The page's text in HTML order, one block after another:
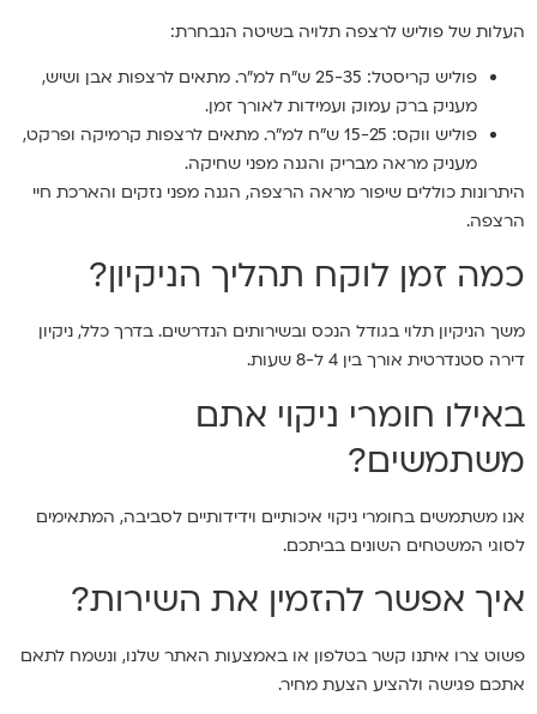
העלות של פוליש לרצפה תלויה בשיטה הנבחרת:
פוליש קריסטל: 25-35 ש"ח למ"ר. מתאים לרצפות אבן ושיש,
מעניק ברק עמוק ועמידות לאורך זמן.
פוליש ווקס: 15-25 ש"ח למ"ר. מתאים לרצפות קרמיקה ופרקט,
מעניק מראה מבריק והגנה מפני שחיקה.
היתרונות כוללים שיפור מראה הרצפה, הגנה מפני נזקים והארכת חיי
הרצפה.
כמה זמן לוקח תהליך הניקיון?
משך הניקיון תלוי בגודל הנכס ובשירותים הנדרשים. בדרך כלל, ניקיון
דירה סטנדרטית אורך בין 4 ל-8 שעות.
באילו חומרי ניקוי אתם
משתמשים?
אנו משתמשים בחומרי ניקוי איכותיים וידידותיים לסביבה, המתאימים
לסוגי המשטחים השונים בביתכם.
איך אפשר להזמין את השירות?
פשוט צרו איתנו קשר בטלפון או באמצעות האתר שלנו, ונשמח לתאם
אתכם פגישה ולהציע הצעת מחיר.